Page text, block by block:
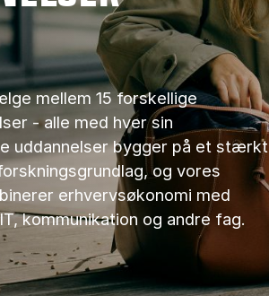
mellem 15 forskellige
- alle med hver sin
uddannelser bygger på et stærkt
og vores
erhvervsøkonomi med
kommunikation og andre fag.